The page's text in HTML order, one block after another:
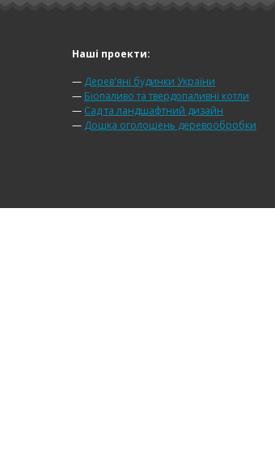
Наші проекти:
— Дерев'яні будинки України
— Біопаливо та твердопаливні котли
— Сад та ландшафтний дизайн
— Дошка оголошень деревообробки